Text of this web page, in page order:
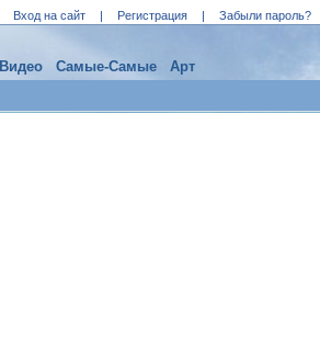
Вход на сайт | Регистрация | Забыли пароль?
Видео Самые-Самые Арт